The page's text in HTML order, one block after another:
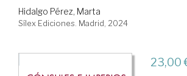
Hidalgo Pérez, Marta
Sílex Ediciones. Madrid, 2024
23,00